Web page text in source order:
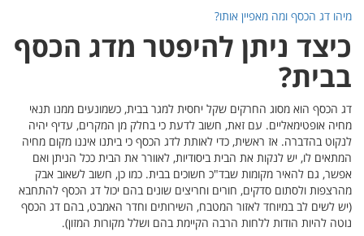
מיהו דג הכסף ומה מאפיין אותו?
כיצד ניתן להיפטר מדג הכסף
בבית?
דג הכסף הוא מסוג החרקים שקל יחסית למגר בבית, כשמונעים ממנו תנאי
מחיה אופטימאליים. עם זאת, חשוב לדעת כי בחלק מן המקרים, עדיף יהיה
לנקוט בהדברה. אז ראשית, כדי לאותת לדג הכסף כי ביתנו איננו מקום מחיה
המתאים לו, יש לנקות את הבית ביסודיות, לאוורר את הבית ככל הניתן ואם
אפשר, גם להאיר מקומות שבד"כ חשוכים בבית. כמו כן, חשוב לשאוב אבק
מהרצפות ולסתום סדקים, חורים וחריצים שונים בהם יכול דג הכסף להתחבא
(יש לשים לב במיוחד לאזור המטבח, השירותים וחדר האמבט, בהם דג הכסף
נוטה להיות הודות ללחות הרבה הקיימת בהם ושלל מקורות המזון).